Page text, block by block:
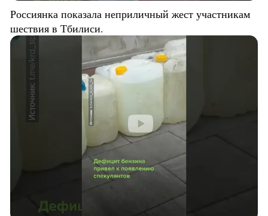
Россиянка показала неприличный жест участникам
шествия в Тбилиси.